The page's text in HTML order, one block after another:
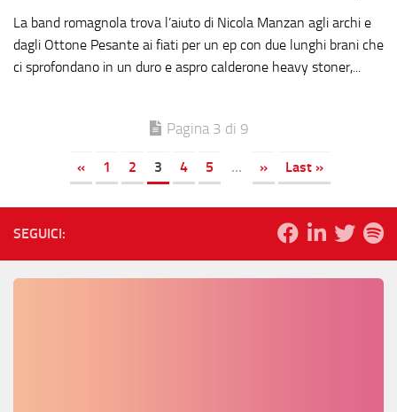
La band romagnola trova l’aiuto di Nicola Manzan agli archi e
dagli Ottone Pesante ai fiati per un ep con due lunghi brani che
ci sprofondano in un duro e aspro calderone heavy stoner,...
Pagina 3 di 9
« 1 2 3 4 5 ... » Last »
SEGUICI: